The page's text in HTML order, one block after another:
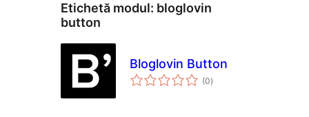
Etichetă modul: bloglovin
button
Bloglovin Button
(0total
aprecieri
)